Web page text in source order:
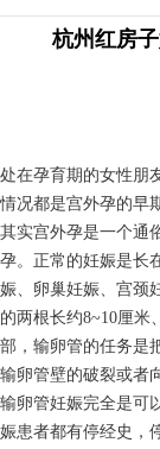
杭州红房
处在孕育期的女性朋
情况都是宫外孕的早
其实宫外孕是一个通
孕。正常的妊娠是长
娠、卵巢妊娠、宫颈
的两根长约8~10厘米
部，输卵管的任务是
输卵管壁的破裂或者
输卵管妊娠完全是可
娠患者都有停经史，